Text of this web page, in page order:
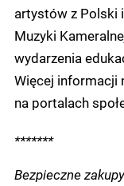
artystów z Polski
Muzyki
wydarzenia
Więcej informacji
na portalach
*******
Bezpieczne